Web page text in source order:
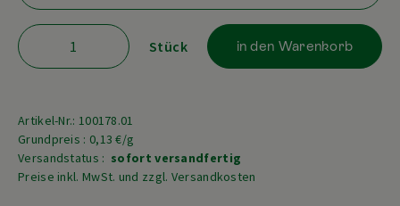
Stück in den Warenkorb
Artikel-Nr.: 100178.01
Grundpreis : 0,13 €/g
Versandstatus : sofort versandfertig
Preise inkl. MwSt. und zzgl. Versandkosten